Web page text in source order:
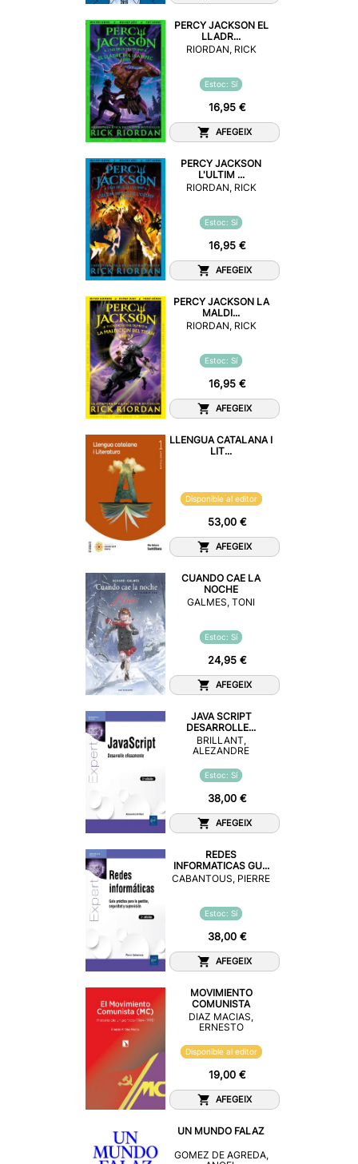
PERCY JACKSON EL
LLADR...
RIORDAN, RICK
Estoc: Sí
16,95 €
AFEGEIX
PERCY JACKSON
L'ULTIM ...
RIORDAN, RICK
Estoc: Sí
16,95 €
AFEGEIX
PERCY JACKSON LA
MALDI...
RIORDAN, RICK
Estoc: Sí
16,95 €
AFEGEIX
LLENGUA CATALANA I
LIT...
Disponible al editor
53,00 €
AFEGEIX
CUANDO CAE LA
NOCHE
GALMES, TONI
Estoc: Sí
24,95 €
AFEGEIX
JAVA SCRIPT
DESARROLLE...
BRILLANT,
ALEZANDRE
Estoc: Sí
38,00 €
AFEGEIX
REDES
INFORMATICAS GU...
CABANTOUS, PIERRE
Estoc: Sí
38,00 €
AFEGEIX
MOVIMIENTO
COMUNISTA
DIAZ MACIAS,
ERNESTO
Disponible al editor
19,00 €
AFEGEIX
UN MUNDO FALAZ
GOMEZ DE AGREDA,